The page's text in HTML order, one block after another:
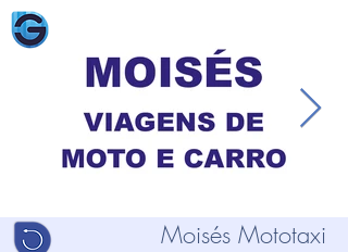
Moisés Mototaxi